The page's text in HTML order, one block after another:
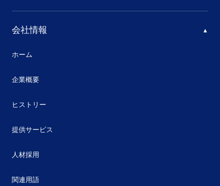
会社情報
ホーム
企業概要
ヒストリー
提供サービス
人材採用
関連用語